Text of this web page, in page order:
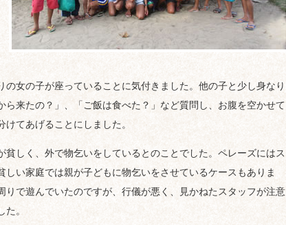
の女の子が座っていることに気付きました。他の子と少し身なり
ら来たの？」、「ご飯は食べた？」など質問し、お腹を空かせて
てあげることにしました。
しく、外で物乞いをしているとのことでした。ペレーズにはス
しい家庭では親が子どもに物乞いをさせているケースもありま
りで遊んでいたのですが、行儀が悪く、見かねたスタッフが注意
。